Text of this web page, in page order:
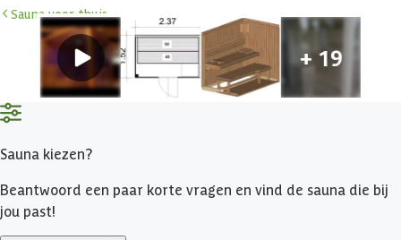
Sauna voor thuis
Sauna kiezen?
Beantwoord een paar korte vragen en vind de sauna die bij
jou past!